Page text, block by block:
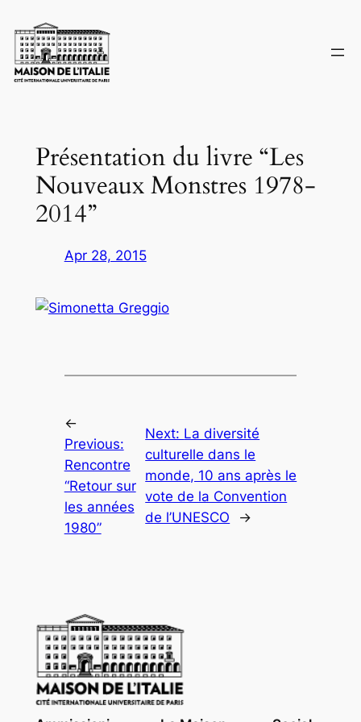
to
content
Présentation du livre “Les
Nouveaux Monstres 1978-
2014”
Apr 28, 2015
←
Previous:
Rencontre
“Retour sur
les années
1980”
Next: La diversité
culturelle dans le
monde, 10 ans après le
vote de la Convention
de l’UNESCO
→